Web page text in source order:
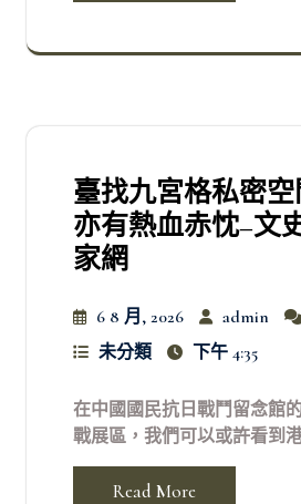
臺找九宮格私密
亦有熱血赤忱–文
家網
6 8 月, 2026 admin
未分類
下午 4:35
在中國國民抗日戰鬥留念館
戰展區，我們可以或許看到
Read More